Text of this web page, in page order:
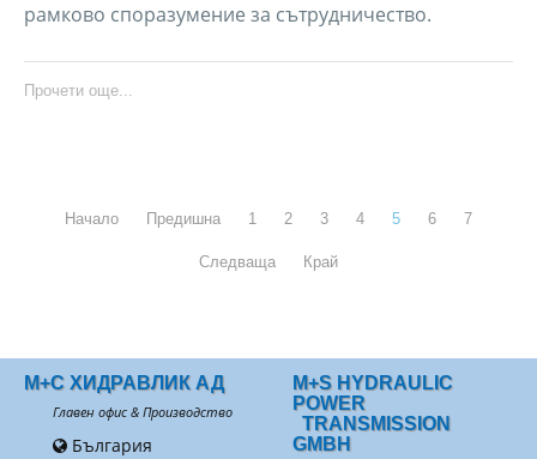
рамково споразумение за сътрудничество.
Прочети още...
Начало Предишна 1 2 3 4 5 6 7
Следваща Край
М+С ХИДРАВЛИК АД
Главен офис & Производство
България
M+S HYDRAULIC
POWER
TRANSMISSION
GMBH